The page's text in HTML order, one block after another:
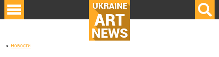
UKRAINE
ART
NEWS
Новости